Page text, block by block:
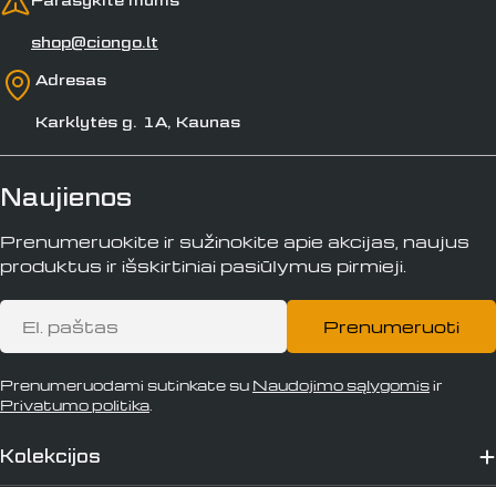
shop@ciongo.lt
Adresas
Karklytės g. 1A, Kaunas
Kolekcijos
Naujienos
Prenumeruokite ir sužinokite apie akcijas, naujus
produktus ir išskirtiniai pasiūlymus pirmieji.
El.
paštas
Prenumeruoti
Prenumeruodami sutinkate su Naudojimo sąlygomisir
Privatumo politika